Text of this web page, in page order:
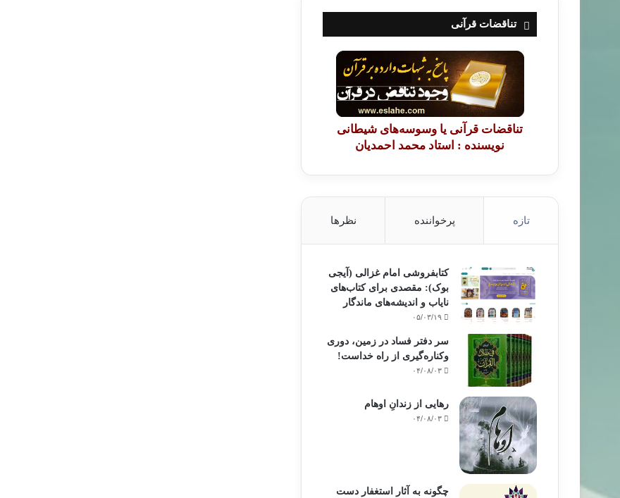
تناقضات قرآنی
تناقضات قرآنی یا وسوسه‌های شیطانی
نویسنده : استاد محمد احمدیان
تازه پرخواننده نظرها
کتابفروشی امام غزالی (آیجی
بوک): مقصدی برای کتاب‌های
نایاب و اندیشه‌های ماندگار
۰۵/۰۳/۱۹
سر دفتر فساد در زمین‌، دوری
وکناره‌گیری از راه خداست‌!
۰۴/۰۸/۰۳
رهایی از زندانِ اوهام
۰۴/۰۸/۰۳
چگونه به آثار استغفار دست